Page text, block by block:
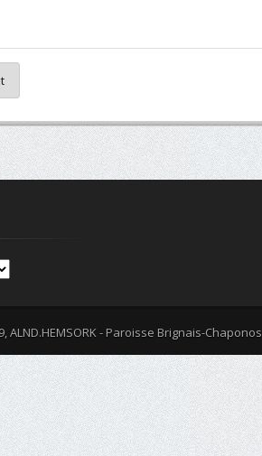
ALND.HEMSORK - Paroisse Brignais-